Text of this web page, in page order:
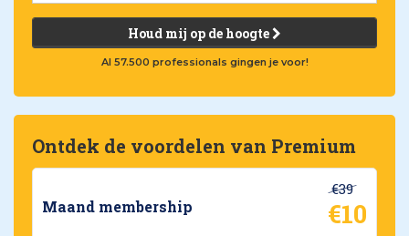
Houd mij op de hoogte
Al 57.500 professionals gingen je voor!
Ontdek de voordelen van Premium
Maand membership
€39
€10